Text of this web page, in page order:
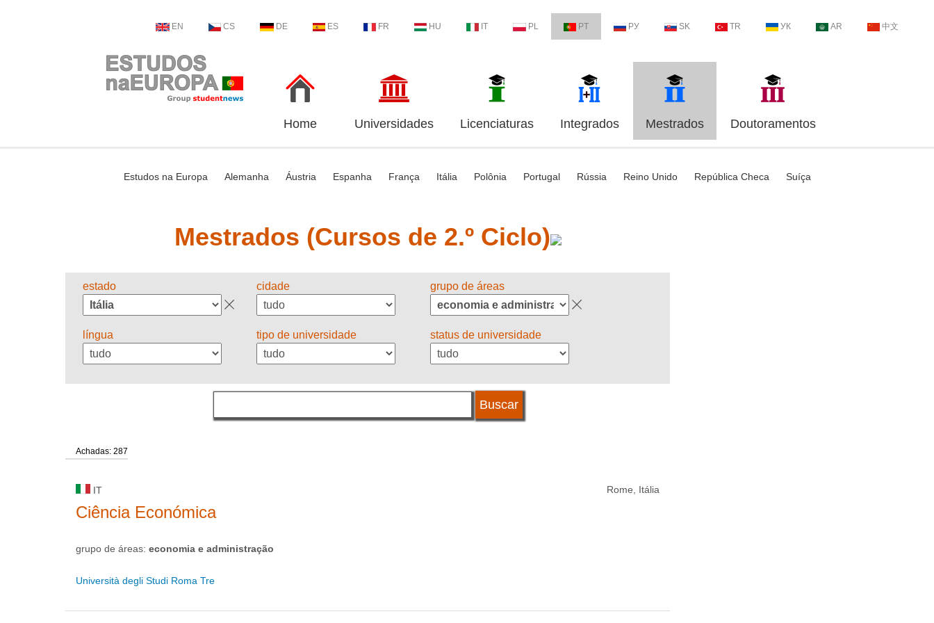
EN CS DE ES FR HU IT PL PT РУ SK TR УК AR 中文
Home Universidades Licenciaturas Integrados Mestrados Doutoramentos
Estudos na Europa Alemanha Áustria Espanha França Itália Polônia Portugal Rússia Reino Unido República Checa Suíça
Mestrados (Cursos de 2.º Ciclo)
estado cidade grupo de áreas
língua tipo de universidade status de universidade
Achadas: 287
IT Rome, Itália
Ciência Económica
grupo de áreas: economia e administração
Università degli Studi Roma Tre